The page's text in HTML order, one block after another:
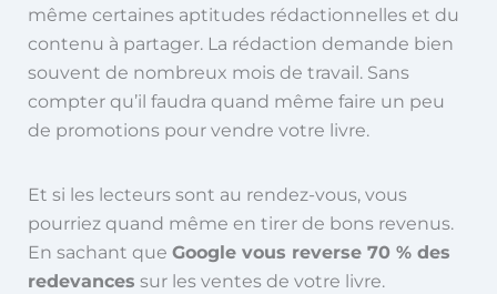
même certaines aptitudes rédactionnelles et du
contenu à partager. La rédaction demande bien
souvent de nombreux mois de travail. Sans
compter qu’il faudra quand même faire un peu
de promotions pour vendre votre livre.
Et si les lecteurs sont au rendez-vous, vous
pourriez quand même en tirer de bons revenus.
En sachant que Google vous reverse 70 % des
redevances sur les ventes de votre livre.